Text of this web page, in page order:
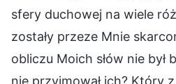
sfery duchowej na wiele
zostały przeze Mnie
obliczu Moich słów nie był
nie przyjmował ich? Który